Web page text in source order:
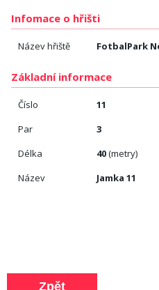
Infomace o hřišti
Název hřiště FotbalPark
Základní informace
Číslo
11
Par
3
Délka
40(metry)
Název
Jamka 11